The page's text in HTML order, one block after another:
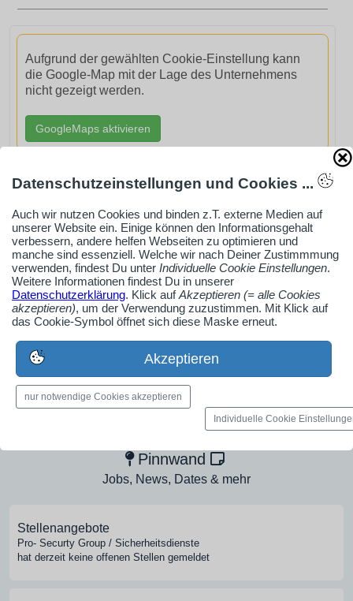
Aufgrund der gewählten Cookie-Einstellung kann
die Google-Map mit der Lage des Unternehmens
nicht gezeigt werden.
GoogleMaps aktivieren
AdSense smARTe inArticle-Anzeige aktivieren
Ob Solo-Selbsständiger, Handwerksbetrieb oder
Industrieunternehmen
Erstelle jetzt ein gratis Firmenprofil für dein Unternehmen:
jetzt registrieren
Medien-Galerie
Bilder, PDFs, Audio, Video
Pinnwand
Jobs, News, Dates & mehr
Stellenangebote
Pro- Securty Group / Sicherheitsdienste
hat derzeit keine offenen Stellen gemeldet
Datenschutzeinstellungen und Cookies ...
Auch wir nutzen Cookies und binden z.T. externe Medien auf
unserer Website ein. Einige können den Informationsgehalt
verbessern, andere helfen Webseiten zu optimieren und
manche sind essenziell. Welche wir nach Deiner Zustimmmung
verwenden, findest Du unter Individuelle Cookie Einstellungen.
Weitere Informationen findest Du in unserer
Datenschutzerklärung. Klick aufAkzeptieren (= alle Cookies
akzeptieren), um der Verwendung zuzustimmen. Mit Klick auf
das Cookie-Symbol öffnet sich diese Maske erneut.
Akzeptieren
nur notwendige Cookies akzeptieren
Individuelle Cookie